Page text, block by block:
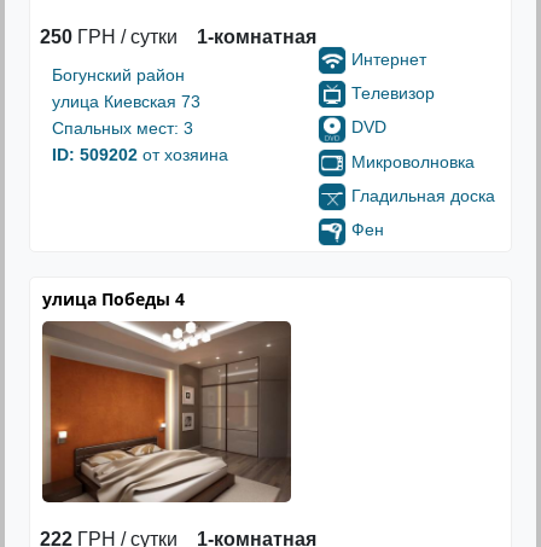
250 ГРН / сутки 1-комнатная
Богунский район
улица Киевская 73
Спальных мест: 3
ID: 509202 от хозяина
Интернет
Телевизор
DVD
Микроволновка
Гладильная доска
Фен
улица Победы 4
222 ГРН / сутки 1-комнатная